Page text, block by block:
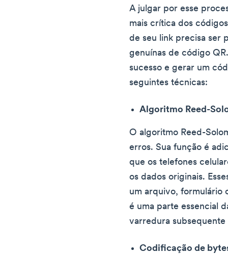
A julgar por esse
mais crítica dos
de seu link precisa ser
genuínas de código
sucesso e gerar um
seguintes técnicas:
Algoritmo Reed-
O algoritmo Reed-
erros. Sua função é
que os telefones
os dados originais.
um arquivo, formulário
é uma parte essencial
varredura
Codificação de